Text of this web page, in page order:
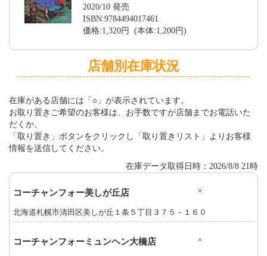
2020/10 発売
ISBN:9784494017461
価格:1,320円 (本体:1,200円)
店舗別在庫状況
在庫がある店舗には「○」が表示されています。
お取り置きご希望のお客様は、お手数ですが店舗までお電話いた
だくか、
「取り置き」ボタンをクリックし「取り置きリスト」よりお客様
情報を送信してください。
在庫データ取得日時：2026/8/8 21時
コーチャンフォー美しが丘店 ×
北海道札幌市清田区美しが丘１条５丁目３７５－１６０
コーチャンフォーミュンヘン大橋店 ×